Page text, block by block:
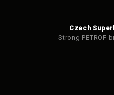
Czech
Strong PETROF